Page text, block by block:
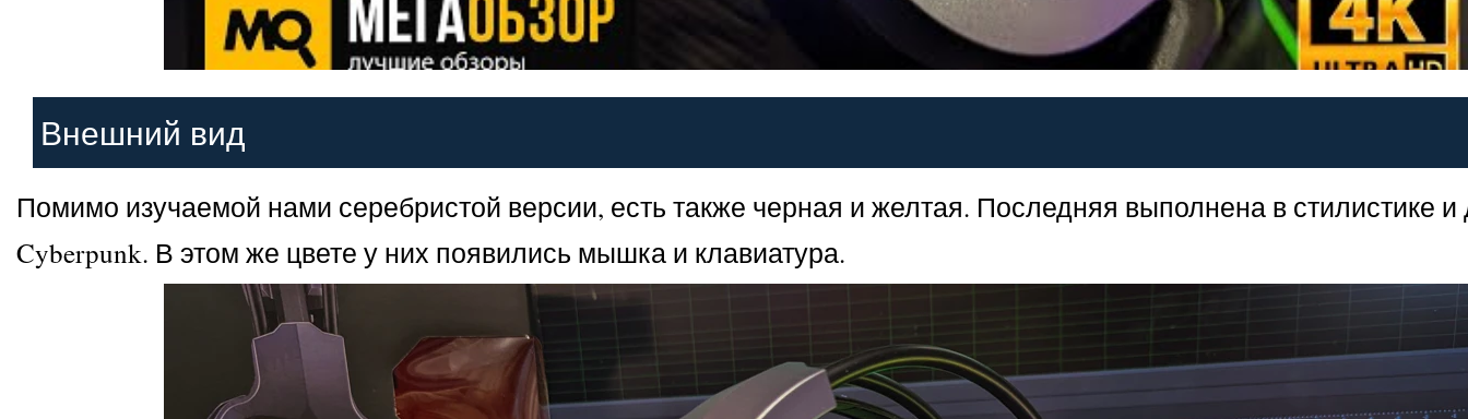
Внешний вид
Помимо изучаемой нами серебристой версии, есть также черная и желтая. Последняя выполнена в стилистике и
Cyberpunk. В этом же цвете у них появились мышка и клавиатура.